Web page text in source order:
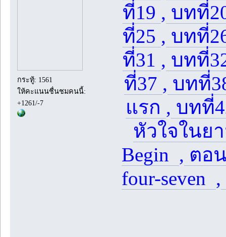
กระทู้: 1561
ให้คะแนนชื่นชมคนนี้:
+1261/-7
ที่19 , บทที่
ที่25 , บทที่
ที่31 , บทที่
ที่37 , บทที่
แรก , บทที่
หัวใจใน
Begin , ตอ
four-seven ,